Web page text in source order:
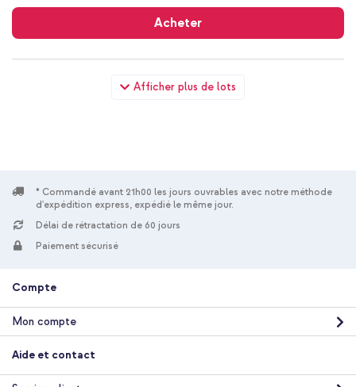
Afficher plus de lots
Acheter
gratuite
Samsung Original Coque rigide Clear Samsung Galaxy S24 Plus
- Transparent + Wall Charger - Chargeur - Connexion USB-C et
gratuite
Samsung Original Coque rigide Clear Samsung Galaxy S24 Plus
Applicateur Samsung Galaxy S24 Plus / S25 Plus
* Commandé avant 21h00 les jours ouvrables avec notre méthode
d'expédition express, expédié le même jour.
Délai de rétractation de 60 jours
Paiement sécurisé
Compte
Mon compte
Aide et contact